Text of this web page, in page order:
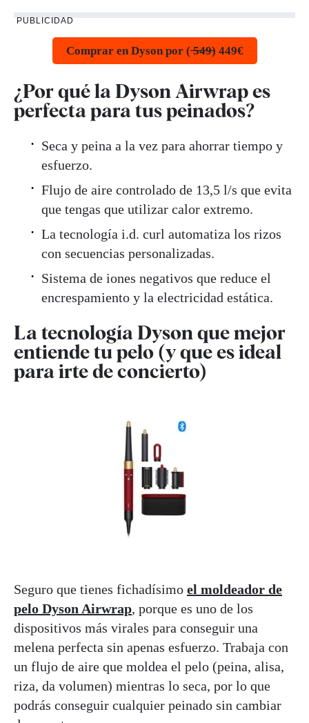
PUBLICIDAD
Comprar en Dyson por ( ̶5̶4̶9̶) 449€
¿Por qué la Dyson Airwrap es
perfecta para tus peinados?
Seca y peina a la vez para ahorrar tiempo y
esfuerzo.
Flujo de aire controlado de 13,5 l/s que evita
que tengas que utilizar calor extremo.
La tecnología i.d. curl automatiza los rizos
con secuencias personalizadas.
Sistema de iones negativos que reduce el
encrespamiento y la electricidad estática.
La tecnología Dyson que mejor
entiende tu pelo (y que es ideal
para irte de concierto)
Seguro que tienes fichadísimo el moldeador de
pelo Dyson Airwrap, porque es uno de los
dispositivos más virales para conseguir una
melena perfecta sin apenas esfuerzo. Trabaja con
un flujo de aire que moldea el pelo (peina, alisa,
riza, da volumen) mientras lo seca, por lo que
podrás conseguir cualquier peinado sin cambiar